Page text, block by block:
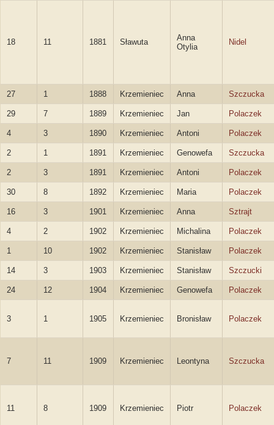
18 11 1881 Sławuta
Anna
Otylia
Nidel
27 1 1888 Krzemieniec Anna Szczucka
29 7 1889 Krzemieniec Jan Polaczek
4 3 1890 Krzemieniec Antoni Polaczek
2 1 1891 Krzemieniec Genowefa Szczucka
2 3 1891 Krzemieniec Antoni Polaczek
30 8 1892 Krzemieniec Maria Polaczek
16 3 1901 Krzemieniec Anna Sztrajt
4 2 1902 Krzemieniec Michalina Polaczek
1 10 1902 Krzemieniec Stanisław Polaczek
14 3 1903 Krzemieniec Stanisław Szczucki
24 12 1904 Krzemieniec Genowefa Polaczek
3 1 1905 Krzemieniec Bronisław Polaczek
7 11 1909 Krzemieniec Leontyna Szczucka
11 8 1909 Krzemieniec Piotr Polaczek